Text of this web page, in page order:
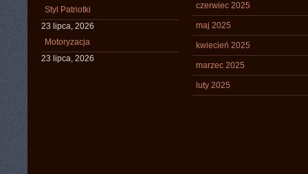
Styl Patriotki
23 lipca, 2026
Motoryzacja
23 lipca, 2026
czerwiec 2025
maj 2025
kwiecień 2025
marzec 2025
luty 2025